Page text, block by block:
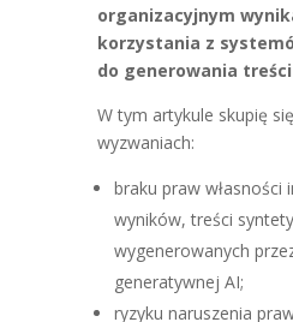
organizacyjnym
korzystania z
do generowania
W tym artykule skupię
wyzwaniach:
braku praw własności
wyników, treści
wygenerowanych
generatywnej AI;
ryzyku naruszenia